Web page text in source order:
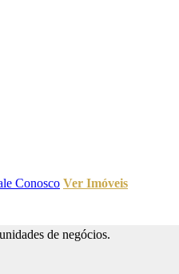
Conosco Ver Imóveis
de negócios.